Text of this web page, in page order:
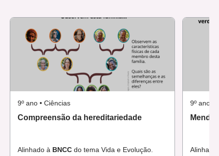
9º ano • Ciências
Compreensão da hereditariedade
Alinhado à BNCC do tema Vida e Evolução.
9º ano •